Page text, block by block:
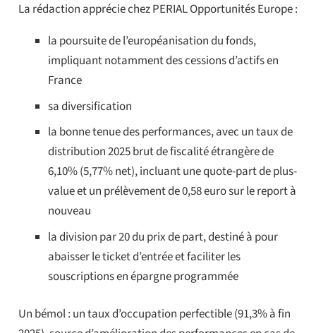
La rédaction apprécie chez PERIAL Opportunités Europe :
la poursuite de l’européanisation du fonds,
impliquant notamment des cessions d’actifs en
France
sa diversification
la bonne tenue des performances, avec un taux de
distribution 2025 brut de fiscalité étrangère de
6,10% (5,77% net), incluant une quote-part de plus-
value et un prélèvement de 0,58 euro sur le report à
nouveau
la division par 20 du prix de part, destiné à pour
abaisser le ticket d’entrée et faciliter les
souscriptions en épargne programmée
Un bémol : un taux d’occupation perfectible (91,3% à fin